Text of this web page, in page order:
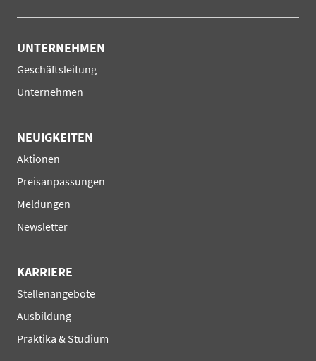
UNTERNEHMEN
Navigation
überspringen
Geschäftsleitung
Unternehmen
NEUIGKEITEN
Navigation
überspringen
Aktionen
Preisanpassungen
Meldungen
Newsletter
KARRIERE
Navigation
überspringen
Stellenangebote
Ausbildung
Praktika & Studium